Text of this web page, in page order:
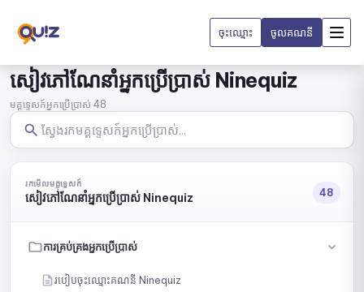
ចុះឈ្មោះ ចូលគណនី
សៀវភៅណែនាំអ្នកប្រើប្រាស់ Ninequiz
មគ្គុទ្ទេសក៍អ្នកប្រើប្រាស់ 48
រកមើលមគ្គុទ្ទេសក៍
សៀវភៅណែនាំអ្នកប្រើប្រាស់ Ninequiz 48
ការគ្រប់គ្រងអ្នកប្រើប្រាស់
របៀបចុះឈ្មោះគណនី Ninequiz